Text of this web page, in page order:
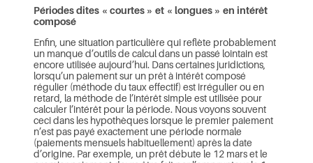
Périodes dites « courtes » et « longues » en intérêt
composé
Enfin, une situation particulière qui reflète probablement
un manque d’outils de calcul dans un passé lointain est
encore utilisée aujourd’hui. Dans certaines juridictions,
lorsqu’un paiement sur un prêt à intérêt composé
régulier (méthode du taux effectif) est irrégulier ou en
retard, la méthode de l’intérêt simple est utilisée pour
calculer l’intérêt pour la période. Nous voyons souvent
ceci dans les hypothèques lorsque le premier paiement
n’est pas payé exactement une période normale
(paiements mensuels habituellement) après la date
d’origine. Par exemple, un prêt débute le 12 mars et le